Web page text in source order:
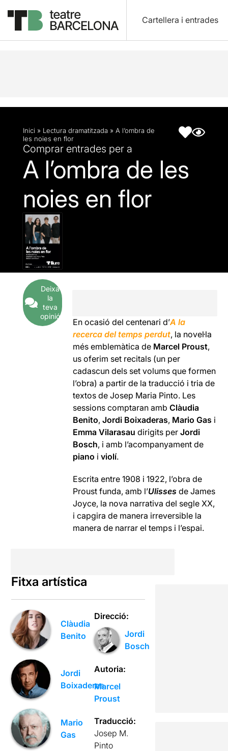
Cartellera i entrades
Descripció Fitxa artística Articles
Inici » Lectura dramatitzada » A l’ombra de
les noies en flor
Comprar entrades per a
A l’ombra de les
noies en flor
Deixa
la
teva
opinió
En ocasió del centenari d’A la
recerca del temps perdut, la novel·la
més emblemàtica de Marcel Proust,
us oferim set recitals (un per
cadascun dels set volums que formen
l’obra) a partir de la traducció i tria de
textos de Josep Maria Pinto. Les
sessions comptaran ambClàudia
Benito, Jordi Boixaderas, Mario Gas i
Emma Vilarasau dirigits perJordi
Bosch, i amb l’acompanyament de
piano iviolí.
Escrita entre 1908 i 1922, l’obra de
Proust funda, amb l’Ulisses de James
Joyce, la nova narrativa del segle XX,
i capgira de manera irreversible la
manera de narrar el temps i l’espai.
Fitxa artística
Clàudia
Benito
Jordi
Boixaderas
Mario
Gas
Direcció:
Jordi
Bosch
Autoria:
Marcel
Proust
Traducció:
Josep M.
Pinto